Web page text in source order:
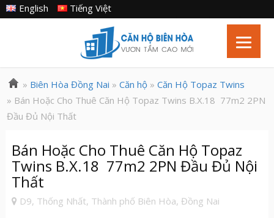
Tiếng Việt
English
» Biên Hòa Đồng Nai » Căn hộ» Căn Hộ Topaz Twins
» Bán Hoặc Cho Thuê Căn Hộ Topaz Twins B.X.18 77m2 2PN
Đầu Đủ Nội Thất
Bán Hoặc Cho Thuê Căn Hộ Topaz
Twins B.X.18 77m2 2PN Đầu Đủ Nội
Thất
D9, Thống Nhất, Thành phố Biên Hòa, Đồng Nai